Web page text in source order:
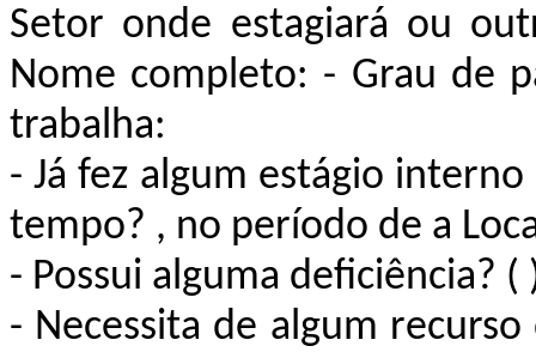
Setor onde estagiará ou
Nome completo: - Grau de
trabalha:
- Já fez algum estágio
tempo? , no período de a
- Possui alguma deficiência? (
- Necessita de algum